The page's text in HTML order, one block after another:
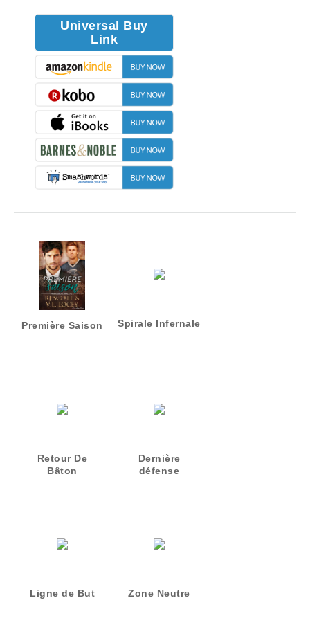
Universal Buy
Link
Première Saison Spirale Infernale
Retour De
Bâton
Dernière
défense
Ligne de But Zone Neutre